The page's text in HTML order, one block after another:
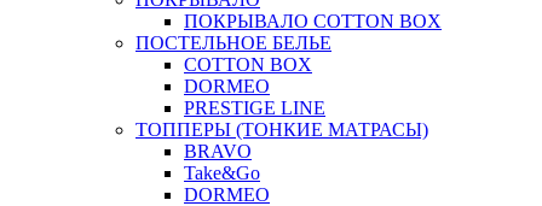
ПОКРЫВАЛО COTTON BOX
ПОСТЕЛЬНОЕ БЕЛЬЕ
COTTON BOX
DORMEO
PRESTIGE LINE
ТОППЕРЫ (ТОНКИЕ МАТРАСЫ)
BRAVO
Take&Go
DORMEO